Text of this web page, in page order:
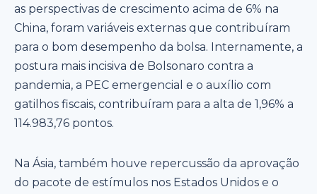
as perspectivas de crescimento acima de 6% na
China, foram variáveis externas que contribuíram
para o bom desempenho da bolsa. Internamente, a
postura mais incisiva de Bolsonaro contra a
pandemia, a PEC emergencial e o auxílio com
gatilhos fiscais, contribuíram para a alta de 1,96% a
114.983,76 pontos.
Na Ásia, também houve repercussão da aprovação
do pacote de estímulos nos Estados Unidos e o